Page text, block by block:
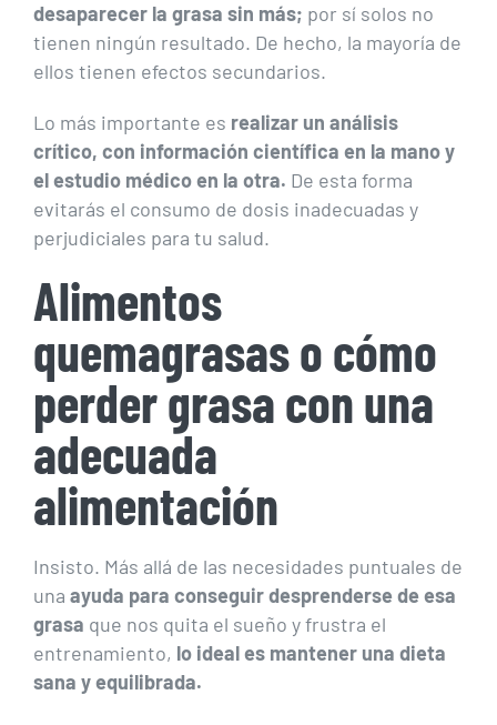
desaparecer la grasa sin más; por sí solos no
tienen ningún resultado. De hecho, la mayoría de
ellos tienen efectos secundarios.
Lo más importante es realizar un análisis
crítico, con información científica en la mano y
el estudio médico en la otra. De esta forma
evitarás el consumo de dosis inadecuadas y
perjudiciales para tu salud.
Alimentos
quemagrasas o cómo
perder grasa con una
adecuada
alimentación
Insisto. Más allá de las necesidades puntuales de
una ayuda para conseguir desprenderse de esa
grasa que nos quita el sueño y frustra el
entrenamiento, lo ideal es mantener una dieta
sana y equilibrada.